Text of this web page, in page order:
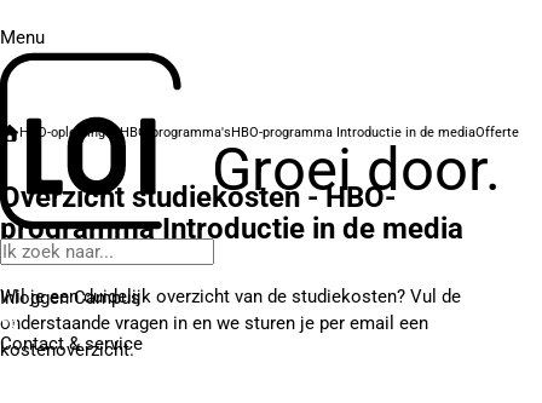
Menu
Groei door.
Inloggen Campus
Contact& service
HBO-opleidingenHBO-programma'sHBO-programma Introductie in de mediaOfferte
Overzicht studiekosten - HBO-
programma Introductie in de media
Wil je een duidelijk overzicht van de studiekosten? Vul de
onderstaande vragen in en we sturen je per email een
kostenoverzicht.